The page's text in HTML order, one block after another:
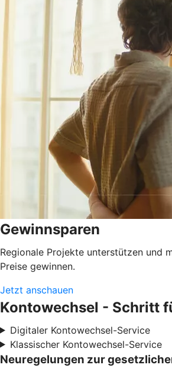
Gewinnsparen
Regionale Projekte unterstützen und
Preise gewinnen.
Jetzt anschauen
Kontowechsel - Schritt
Digitaler Kontowechsel-Service
Klassischer Kontowechsel-Service
Neuregelungen zur